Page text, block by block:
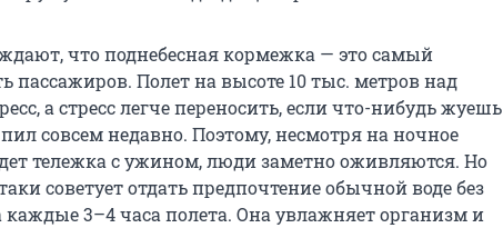
что поднебесная кормежка — это самый
пассажиров. Полет на высоте 10 тыс. метров над
а стресс легче переносить, если что-нибудь жуешь
совсем недавно. Поэтому, несмотря на ночное
тележка с ужином, люди заметно оживляются. Но
советует отдать предпочтение обычной воде без
3–4 часа полета. Она увлажняет организм и